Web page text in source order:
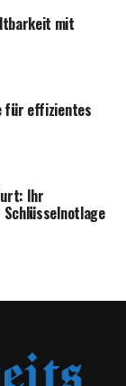
oder
mit
für effizientes
Ihr